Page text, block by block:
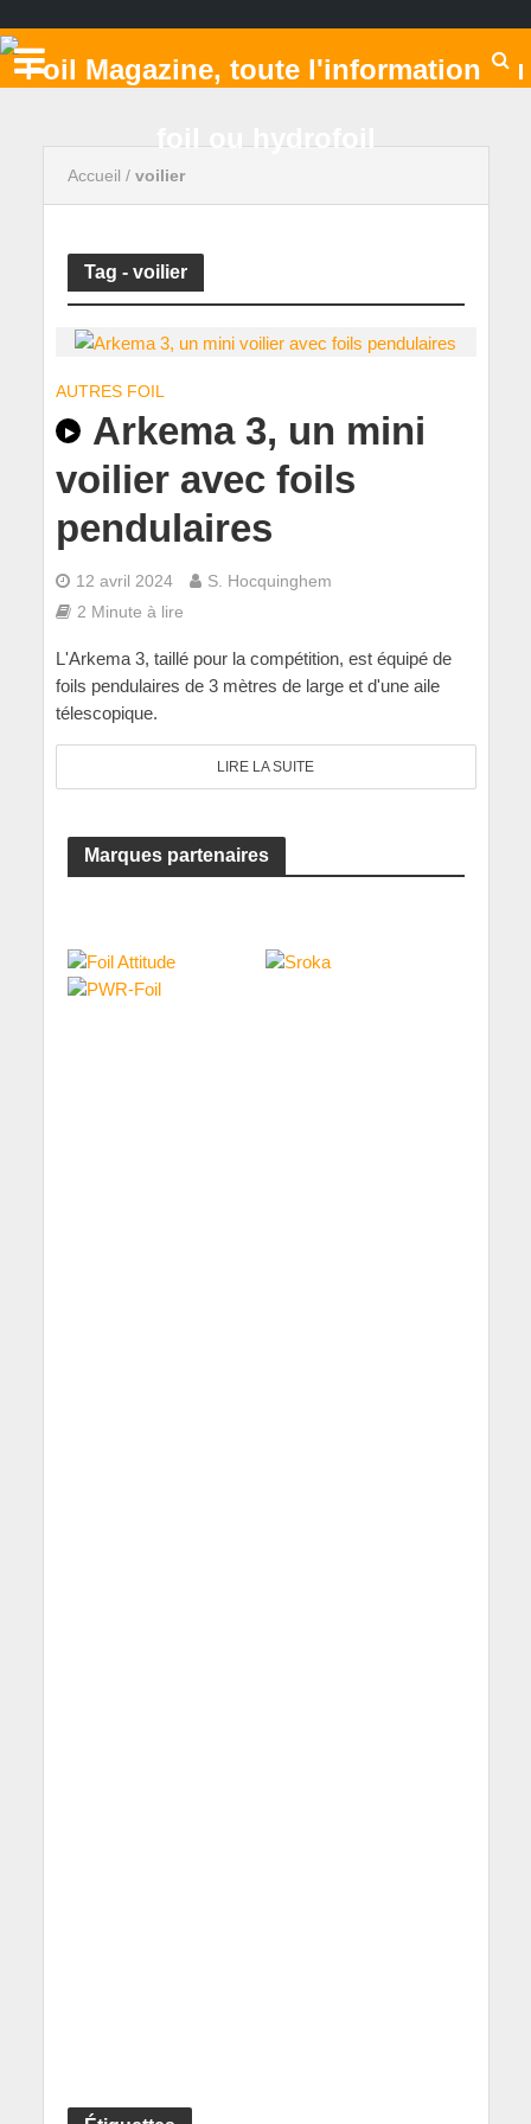
Accueil / voilier
Tag - voilier
AUTRES FOIL
Arkema 3, un mini
voilier avec foils
pendulaires
12 avril 2024
S. Hocquinghem
2 Minute à lire
L'Arkema 3, taillé pour la compétition, est équipé de
foils pendulaires de 3 mètres de large et d'une aile
télescopique.
LIRE LA SUITE
Marques partenaires